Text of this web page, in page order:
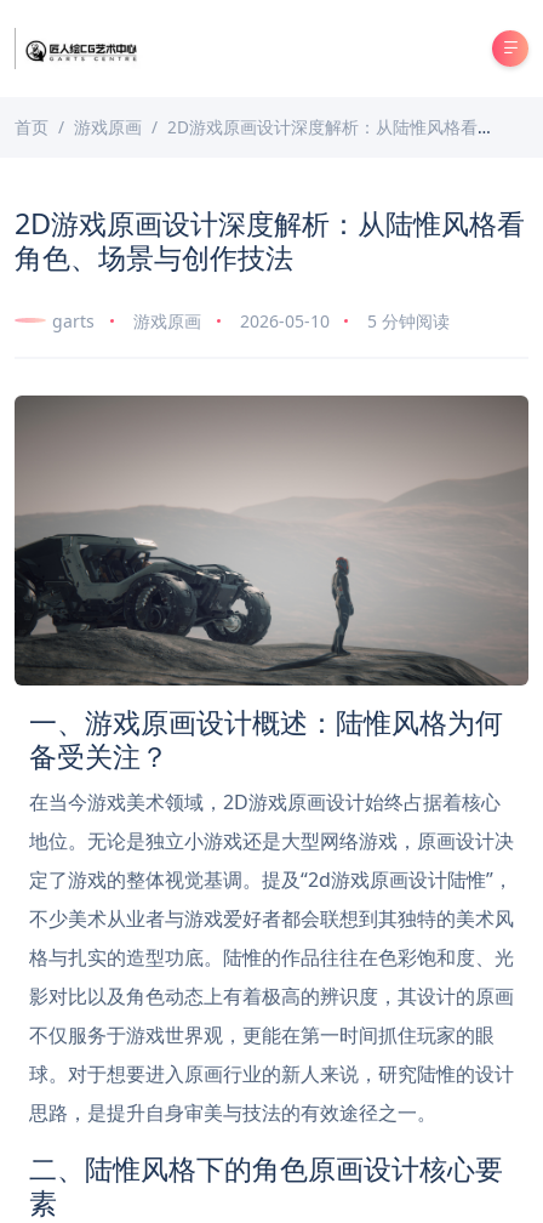
首页 游戏原画 2D游戏原画设计深度解析：从陆惟风格看角色、场景与创作技法
2D游戏原画设计深度解析：从陆惟风格看
角色、场景与创作技法
garts 游戏原画 2026-05-10 5 分钟阅读
一、游戏原画设计概述：陆惟风格为何
备受关注？
在当今游戏美术领域，2D游戏原画设计始终占据着核心
地位。无论是独立小游戏还是大型网络游戏，原画设计决
定了游戏的整体视觉基调。提及“2d游戏原画设计陆惟”，
不少美术从业者与游戏爱好者都会联想到其独特的美术风
格与扎实的造型功底。陆惟的作品往往在色彩饱和度、光
影对比以及角色动态上有着极高的辨识度，其设计的原画
不仅服务于游戏世界观，更能在第一时间抓住玩家的眼
球。对于想要进入原画行业的新人来说，研究陆惟的设计
思路，是提升自身审美与技法的有效途径之一。
二、陆惟风格下的角色原画设计核心要
素